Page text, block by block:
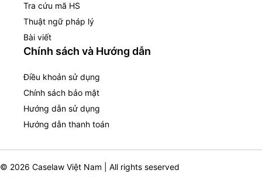
Tra cứu mã HS
Thuật ngữ pháp lý
Bài viết
Chính sách và Hướng dẫn
Điều khoản sử dụng
Chính sách bảo mật
Hướng dẫn sử dụng
Hướng dẫn thanh toán
© 2026 Caselaw Việt Nam | All rights seserved